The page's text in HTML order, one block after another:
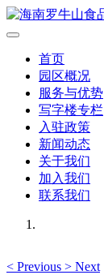
首页
园区概况
服务与优势
写字楼专栏
入驻政策
新闻动态
关于我们
加入我们
联系我们
< Previous > Next